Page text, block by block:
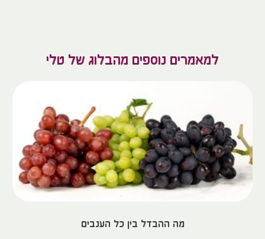
למאמרים נוספים מהבלוג של טלי
מה ההבדל בין כל הענבים